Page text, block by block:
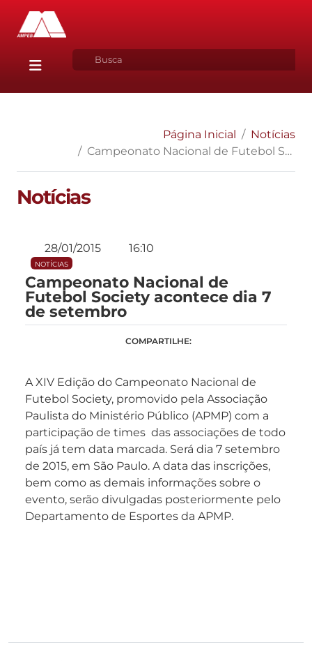
Página Inicial
Notícias
Campeonato Nacional de Futebol Society acontece dia 7 de setembro
Notícias
28/01/2015 16:10
NOTÍCIAS
Campeonato Nacional de
Futebol Society acontece dia 7
de setembro
COMPARTILHE:
A XIV Edição do Campeonato Nacional de
Futebol Society, promovido pela Associação
Paulista do Ministério Público (APMP) com a
participação de times das associações de todo
país já tem data marcada. Será dia 7 setembro
de 2015, em São Paulo. A data das inscrições,
bem como as demais informações sobre o
evento, serão divulgadas posteriormente pelo
Departamento de Esportes da APMP.